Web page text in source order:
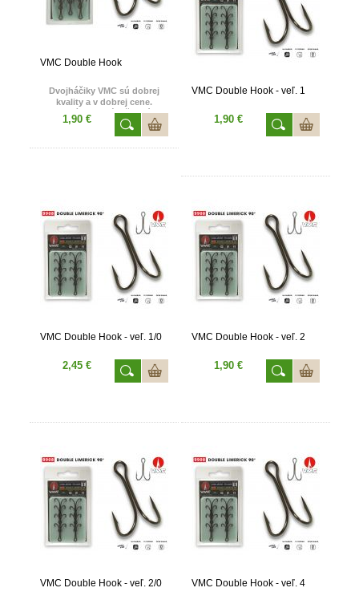
VMC Double Hook
Dvojháčiky VMC sú dobrej
kvality a v dobrej cene.
Ponúkame Vám široké
spektrum veľkostí.
Od najmenších na lov malých
dravých rýb až veľkosti na lov
1,90 €
VMC Double Hook - veľ. 1
1,90 €
VMC Double Hook - veľ. 1/0
2,45 €
VMC Double Hook - veľ. 2
1,90 €
VMC Double Hook - veľ. 2/0 VMC Double Hook - veľ. 4